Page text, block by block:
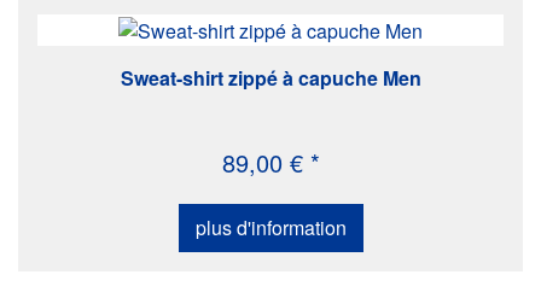
Sweat-shirt zippé à capuche Men
89,00 € *
plus d'information